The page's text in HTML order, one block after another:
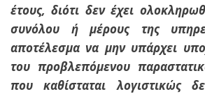
έτους, διότι δεν έχει
συνόλου ή μέρους της
αποτέλεσμα να μην υπάρχει
του προβλεπόμενου
που καθίσταται λογιστικώς